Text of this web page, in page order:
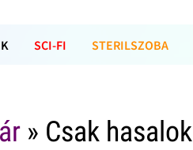
SCI-FI STERILSZOBA
» Csak hasalok